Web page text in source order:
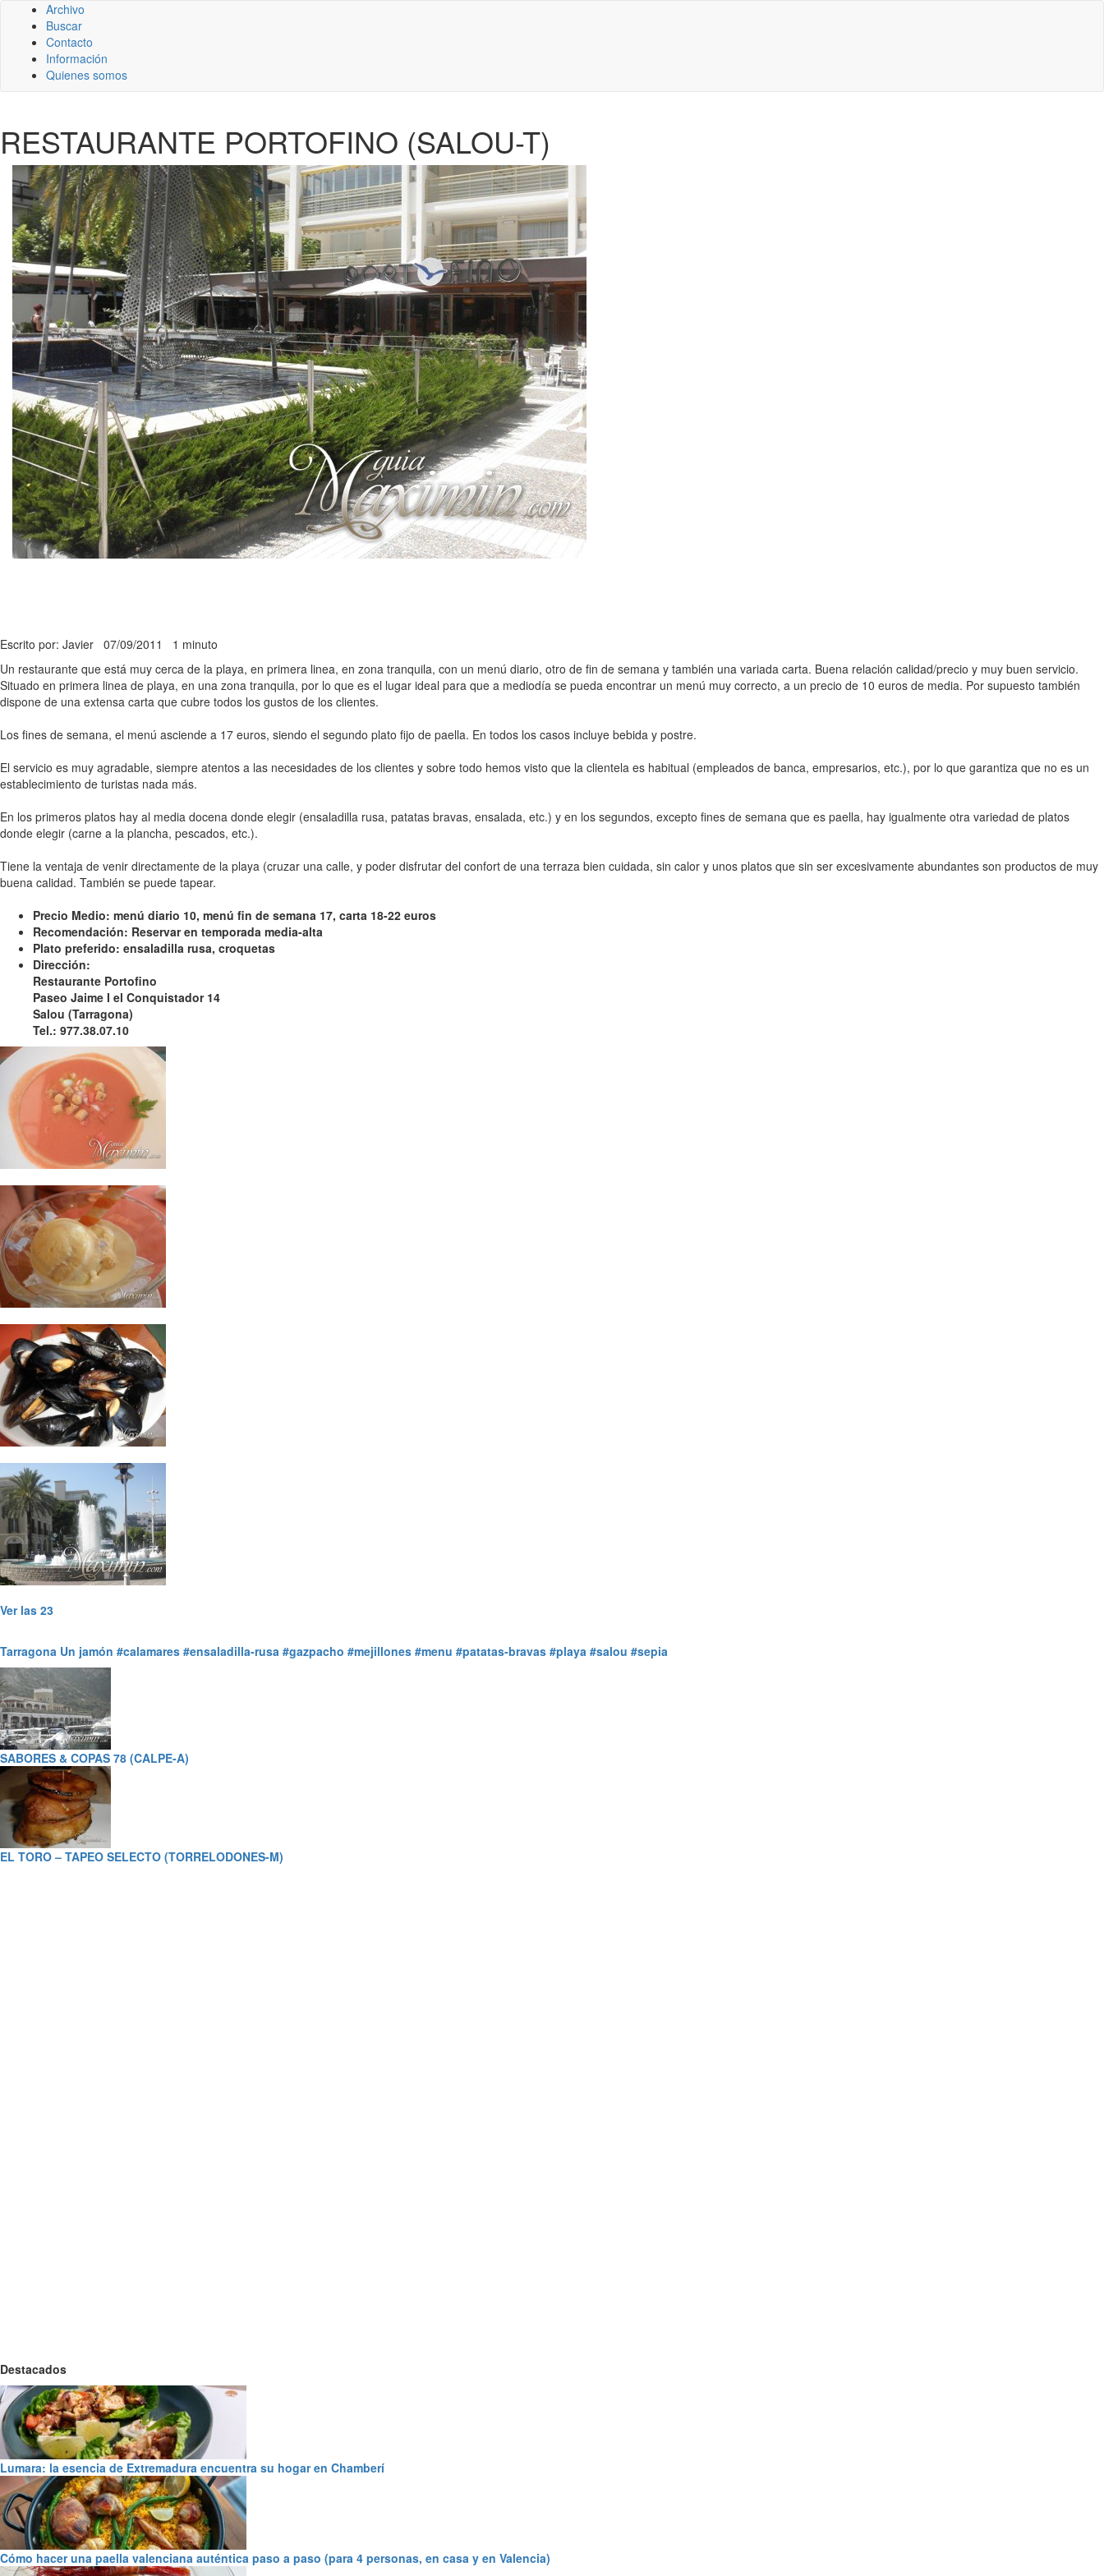
Archivo
Buscar
Contacto
Información
Quienes somos
RESTAURANTE PORTOFINO (SALOU-T)
Escrito por: Javier 07/09/2011 1 minuto
Un restaurante que está muy cerca de la playa, en primera linea, en zona tranquila, con un menú diario, otro de fin de semana y también una variada carta. Buena relación calidad/precio y muy buen servicio.
Situado en primera linea de playa, en una zona tranquila, por lo que es el lugar ideal para que a mediodía se pueda encontrar un menú muy correcto, a un precio de 10 euros de media. Por supuesto también
dispone de una extensa carta que cubre todos los gustos de los clientes.
Los fines de semana, el menú asciende a 17 euros, siendo el segundo plato fijo de paella. En todos los casos incluye bebida y postre.
El servicio es muy agradable, siempre atentos a las necesidades de los clientes y sobre todo hemos visto que la clientela es habitual (empleados de banca, empresarios, etc.), por lo que garantiza que no es un
establecimiento de turistas nada más.
En los primeros platos hay al media docena donde elegir (ensaladilla rusa, patatas bravas, ensalada, etc.) y en los segundos, excepto fines de semana que es paella, hay igualmente otra variedad de platos
donde elegir (carne a la plancha, pescados, etc.).
Tiene la ventaja de venir directamente de la playa (cruzar una calle, y poder disfrutar del confort de una terraza bien cuidada, sin calor y unos platos que sin ser excesivamente abundantes son productos de muy
buena calidad. También se puede tapear.
Precio Medio: menú diario 10, menú fin de semana 17, carta 18-22 euros
Recomendación: Reservar en temporada media-alta
Plato preferido: ensaladilla rusa, croquetas
Dirección:
Restaurante Portofino
Paseo Jaime I el Conquistador 14
Salou (Tarragona)
Tel.: 977.38.07.10
Ver las 23
Tarragona Un jamón #calamares #ensaladilla-rusa #gazpacho #mejillones #menu #patatas-bravas #playa #salou #sepia
SABORES & COPAS 78 (CALPE-A)
EL TORO – TAPEO SELECTO (TORRELODONES-M)
Destacados
Lumara: la esencia de Extremadura encuentra su hogar en Chamberí
Cómo hacer una paella valenciana auténtica paso a paso (para 4 personas, en casa y en Valencia)